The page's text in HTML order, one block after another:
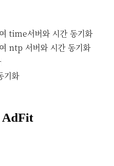
time서버와 시간 동기화
ntp 서버와 시간 동기화
기화